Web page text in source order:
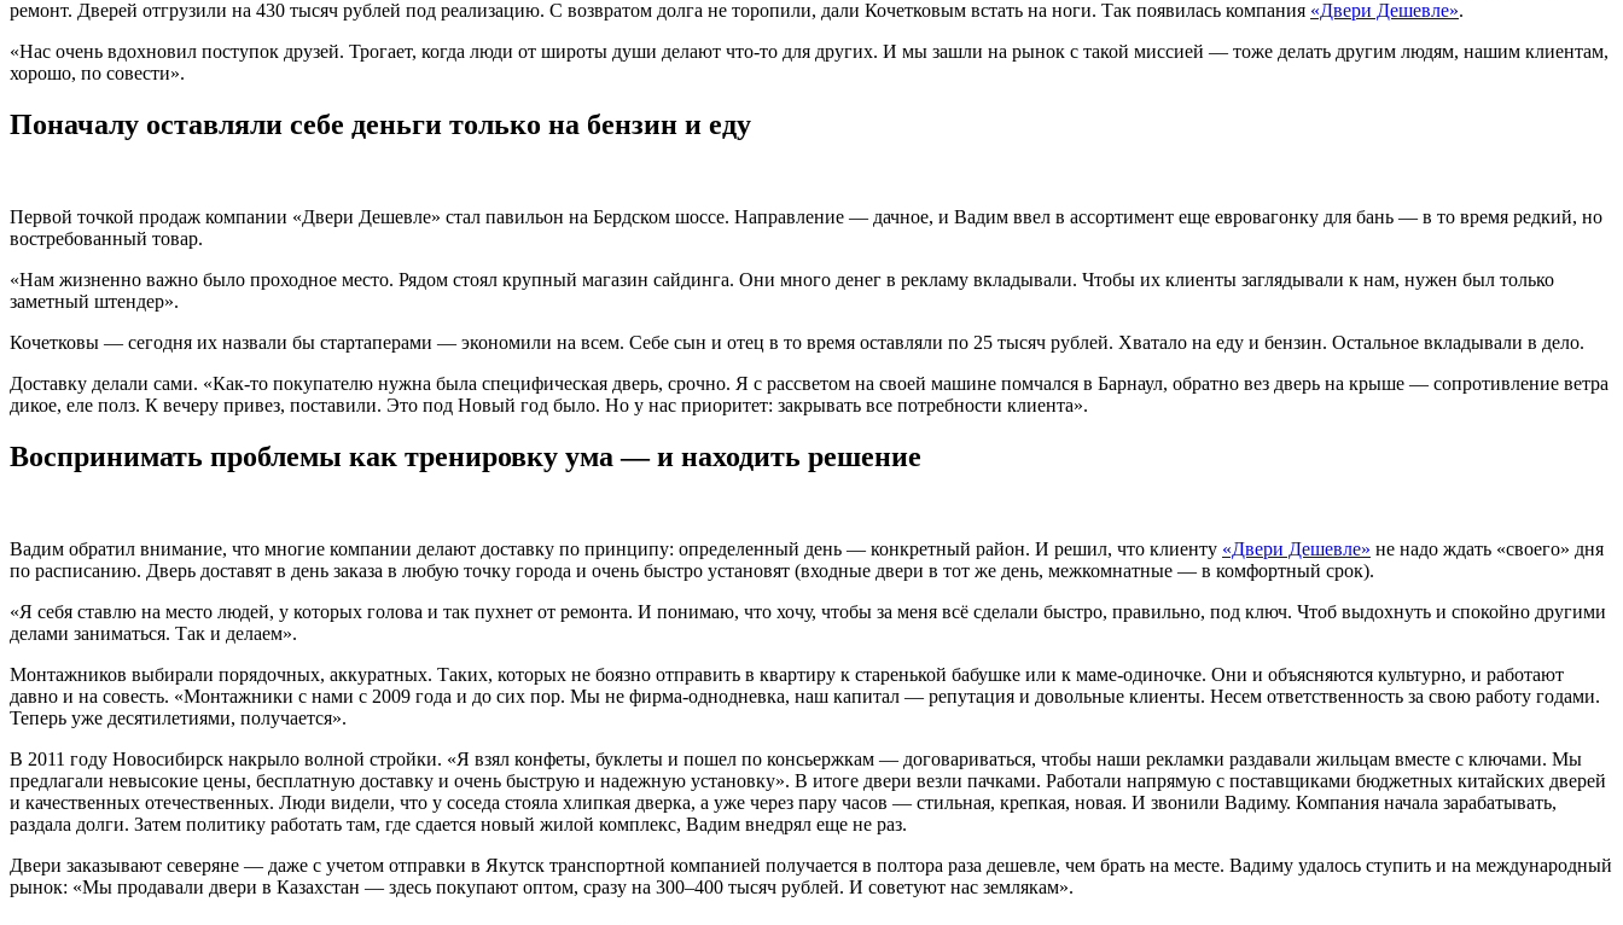
ремонт. Дверей отгрузили на 430 тысяч рублей под реализацию. С возвратом долга не торопили, дали Кочетковым встать на ноги. Так появилась компания «Двери Дешевле».
«Нас очень вдохновил поступок друзей. Трогает, когда люди от широты души делают что-то для других. И мы зашли на рынок с такой миссией — тоже делать другим людям, нашим клиентам,
хорошо, по совести».
Поначалу оставляли себе деньги только на бензин и еду
Первой точкой продаж компании «Двери Дешевле» стал павильон на Бердском шоссе. Направление — дачное, и Вадим ввел в ассортимент еще евровагонку для бань — в то время редкий, но
востребованный товар.
«Нам жизненно важно было проходное место. Рядом стоял крупный магазин сайдинга. Они много денег в рекламу вкладывали. Чтобы их клиенты заглядывали к нам, нужен был только
заметный штендер».
Кочетковы — сегодня их назвали бы стартаперами — экономили на всем. Себе сын и отец в то время оставляли по 25 тысяч рублей. Хватало на еду и бензин. Остальное вкладывали в дело.
Доставку делали сами. «Как-то покупателю нужна была специфическая дверь, срочно. Я с рассветом на своей машине помчался в Барнаул, обратно вез дверь на крыше — сопротивление ветра
дикое, еле полз. К вечеру привез, поставили. Это под Новый год было. Но у нас приоритет: закрывать все потребности клиента».
Воспринимать проблемы как тренировку ума — и находить решение
Вадим обратил внимание, что многие компании делают доставку по принципу: определенный день — конкретный район. И решил, что клиенту «Двери Дешевле» не надо ждать «своего» дня
по расписанию. Дверь доставят в день заказа в любую точку города и очень быстро установят (входные двери в тот же день, межкомнатные — в комфортный срок).
«Я себя ставлю на место людей, у которых голова и так пухнет от ремонта. И понимаю, что хочу, чтобы за меня всё сделали быстро, правильно, под ключ. Чтоб выдохнуть и спокойно другими
делами заниматься. Так и делаем».
Монтажников выбирали порядочных, аккуратных. Таких, которых не боязно отправить в квартиру к старенькой бабушке или к маме-одиночке. Они и объясняются культурно, и работают
давно и на совесть. «Монтажники с нами с 2009 года и до сих пор. Мы не фирма-однодневка, наш капитал — репутация и довольные клиенты. Несем ответственность за свою работу годами.
Теперь уже десятилетиями, получается».
В 2011 году Новосибирск накрыло волной стройки. «Я взял конфеты, буклеты и пошел по консьержкам — договариваться, чтобы наши рекламки раздавали жильцам вместе с ключами. Мы
предлагали невысокие цены, бесплатную доставку и очень быструю и надежную установку». В итоге двери везли пачками. Работали напрямую с поставщиками бюджетных китайских дверей
и качественных отечественных. Люди видели, что у соседа стояла хлипкая дверка, а уже через пару часов — стильная, крепкая, новая. И звонили Вадиму. Компания начала зарабатывать,
раздала долги. Затем политику работать там, где сдается новый жилой комплекс, Вадим внедрял еще не раз.
Двери заказывают северяне — даже с учетом отправки в Якутск транспортной компанией получается в полтора раза дешевле, чем брать на месте. Вадиму удалось ступить и на международный
рынок: «Мы продавали двери в Казахстан — здесь покупают оптом, сразу на 300–400 тысяч рублей. И советуют нас землякам».